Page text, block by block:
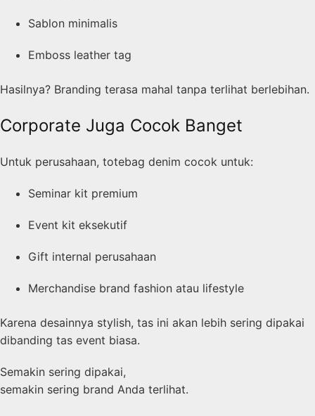
Sablon minimalis
Emboss leather tag
Hasilnya? Branding terasa mahal tanpa terlihat berlebihan.
Corporate Juga Cocok Banget
Untuk perusahaan, totebag denim cocok untuk:
Seminar kit premium
Event kit eksekutif
Gift internal perusahaan
Merchandise brand fashion atau lifestyle
Karena desainnya stylish, tas ini akan lebih sering dipakai
dibanding tas event biasa.
Semakin sering dipakai,
semakin sering brand Anda terlihat.